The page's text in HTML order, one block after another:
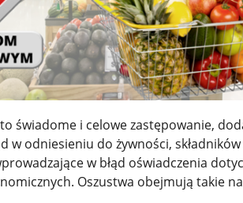
świadome i celowe zastępowanie,
w odniesieniu do żywności,
w błąd oświadczenia
Oszustwa obejmują takie